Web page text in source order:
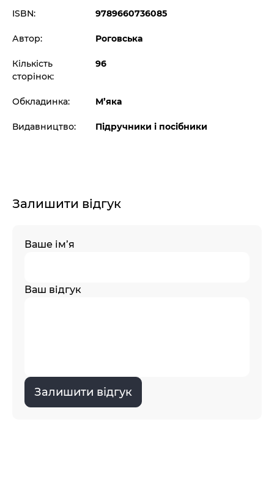
ISBN: 9789660736085
Автор: Роговська
Кількість
сторінок:
96
Обкладинка: М’яка
Видавництво: Підручники і посібники
Залишити відгук
Ваше ім’я
Ваш відгук
Залишити відгук